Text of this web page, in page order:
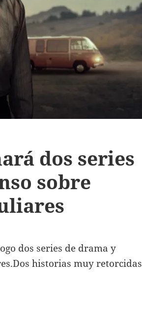
dos series
sobre
dos series de drama y
historias muy retorcidas